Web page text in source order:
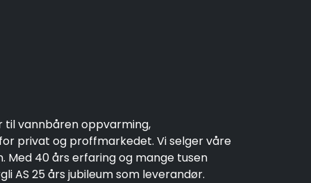
til vannbåren oppvarming,
privat og proffmarkedet. Vi selger våre
40 års erfaring og mange tusen
AS 25 års jubileum som leverandør.